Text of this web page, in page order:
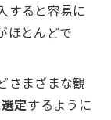
すると容易に
ほとんどで
さまざまな観
定するように